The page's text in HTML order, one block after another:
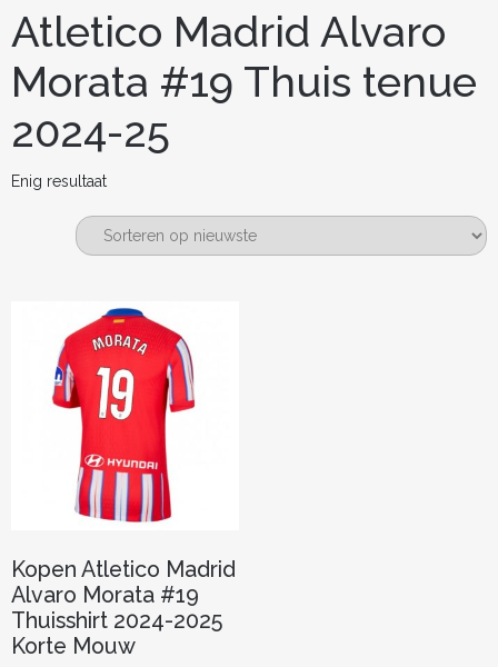
Atletico Madrid Alvaro
Morata #19 Thuis tenue
2024-25
Enig resultaat
Kopen Atletico Madrid
Alvaro Morata #19
Thuisshirt 2024-2025
Korte Mouw